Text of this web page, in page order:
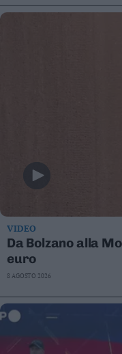
VIDEO
Da Bolzano alla
euro
8 AGOSTO 2026